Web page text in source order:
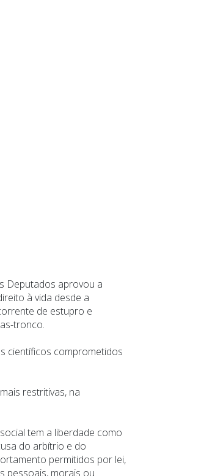
Deputados aprovou a
à vida desde a
de estupro e
tronco.
científicos comprometidos
restritivas, na
tem a liberdade como
do arbítrio e do
permitidos por lei,
pessoais, morais ou